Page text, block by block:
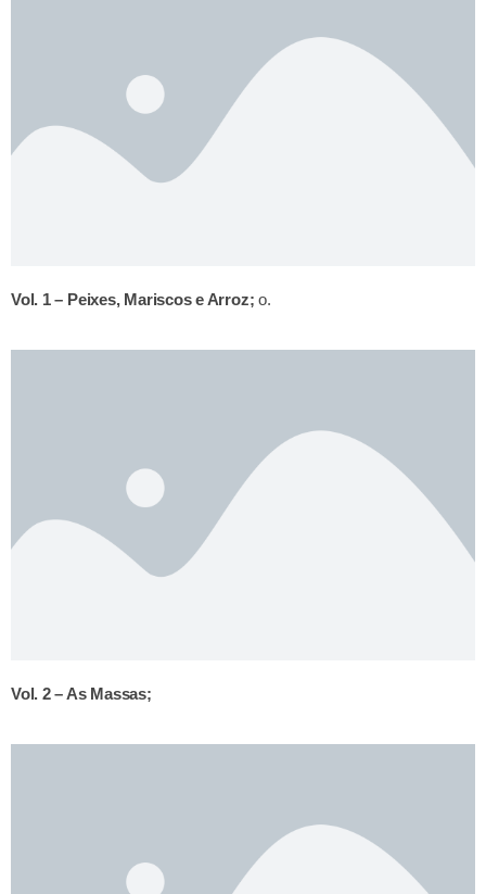
Vol. 1 – Peixes, Mariscos e Arroz;o.
Vol. 2 – As Massas;